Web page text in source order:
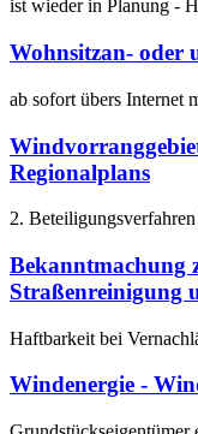
ist wieder in Planung -
Wohnsitzan- oder
ab sofort übers Internet
Regionalplans
2.
Bekanntmachung
Straßenreinigung
Haftbarkeit bei
Windenergie -